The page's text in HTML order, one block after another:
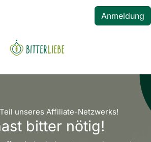
Anmeldung
unseres Affiliate-Netzwerks!
bitter nötig!